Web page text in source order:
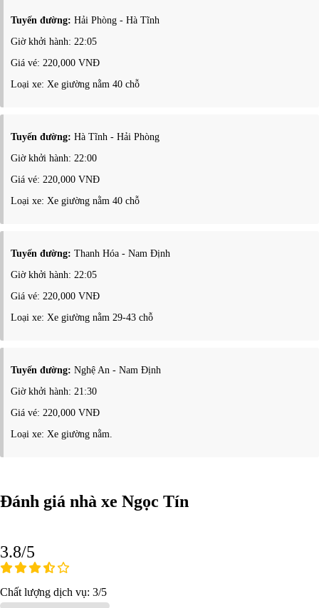
Tuyến đường: Hải Phòng - Hà Tĩnh
Giờ khởi hành: 22:05
Giá vé: 220,000 VNĐ
Loại xe: Xe giường nằm 40 chỗ
Tuyến đường: Hà Tĩnh - Hải Phòng
Giờ khởi hành: 22:00
Giá vé: 220,000 VNĐ
Loại xe: Xe giường nằm 40 chỗ
Tuyến đường: Thanh Hóa - Nam Định
Giờ khởi hành: 22:05
Giá vé: 220,000 VNĐ
Loại xe: Xe giường nằm 29-43 chỗ
Tuyến đường: Nghệ An - Nam Định
Giờ khởi hành: 21:30
Giá vé: 220,000 VNĐ
Loại xe: Xe giường nằm.
Đánh giá nhà xe Ngọc Tín
3.8/5
Chất lượng dịch vụ: 3/5